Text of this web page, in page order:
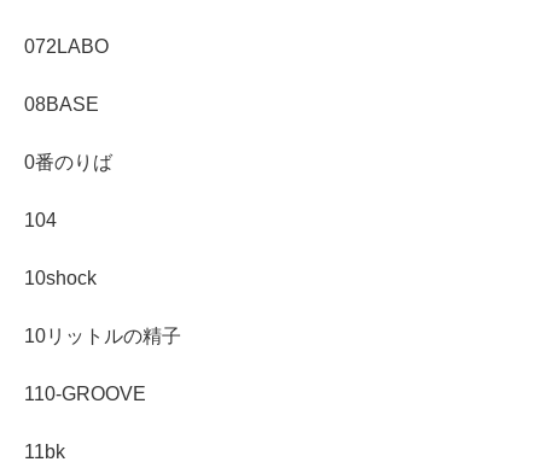
072LABO
08BASE
0番のりば
104
10shock
10リットルの精子
110-GROOVE
11bk